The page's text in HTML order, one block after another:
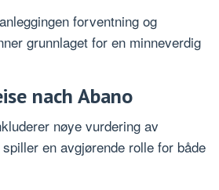
forventning og
grunnlaget for en minneverdig
nach Abano
nøye vurdering av
en avgjørende rolle for både